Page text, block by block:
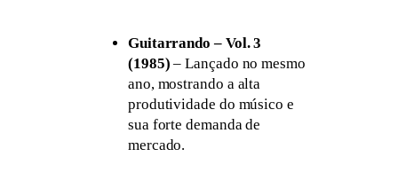
Guitarrando – Vol. 3
(1985) – Lançado no mesmo
ano, mostrando a alta
produtividade do músico e
sua forte demanda de
mercado.